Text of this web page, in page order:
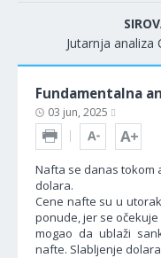
Jutarnja analiza
Fundamentalna
03 jun, 2025
Nafta se danas tokom
dolara.
Cene nafte su u
ponude, jer se
mogao da ublaži
nafte. Slabljenje